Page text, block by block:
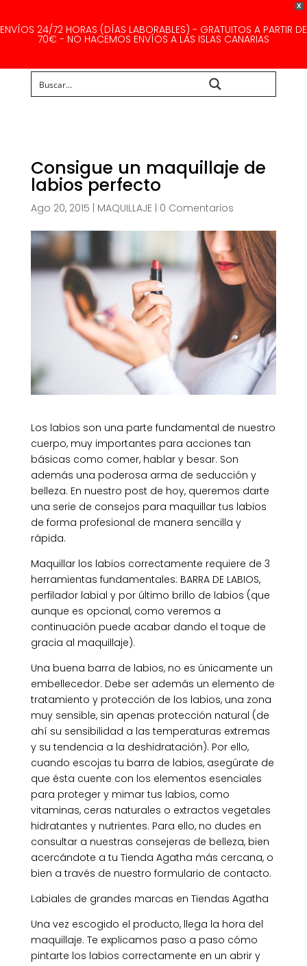
X
ENVÍOS 24/72 HORAS (DÍAS LABORABLES) - GRATUITOS A PARTIR DE
70€ - NO HACEMOS ENVÍOS A LAS ISLAS CANARIAS
Consigue un maquillaje de
labios perfecto
Ago 20, 2015 MAQUILLAJE 0 Comentarios
Los labios son una parte fundamental de nuestro
cuerpo, muy importantes para acciones tan
básicas como comer, hablar y besar. Son
además una poderosa arma de seducción y
belleza. En nuestro post de hoy, queremos darte
una serie de consejos para maquillar tus labios
de forma profesional de manera sencilla y
rápida.
Maquillar los labios correctamente requiere de 3
herramientas fundamentales: BARRA DE LABIOS,
perfilador labial y por último brillo de labios (que
aunque es opcional, como veremos a
continuación puede acabar dando el toque de
gracia al maquillaje).
Una buena barra de labios, no es únicamente un
embellecedor. Debe ser además un elemento de
tratamiento y protección de los labios, una zona
muy sensible, sin apenas protección natural (de
ahí su sensibilidad a las temperaturas extremas
y su tendencia a la deshidratación). Por ello,
cuando escojas tu barra de labios, asegúrate de
que ésta cuente con los elementos esenciales
para proteger y mimar tus labios, como
vitaminas, ceras naturales o extractos vegetales
hidratantes y nutrientes. Para ello, no dudes en
consultar a nuestras consejeras de belleza, bien
acercándote a tu Tienda Agatha más cercana, o
bien a través de nuestro formulario de contacto.
Labiales de grandes marcas en Tiendas Agatha
Una vez escogido el producto, llega la hora del
maquillaje. Te explicamos paso a paso cómo
pintarte los labios correctamente en un abrir y